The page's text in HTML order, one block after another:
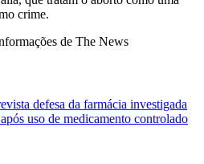
crime.
de The News